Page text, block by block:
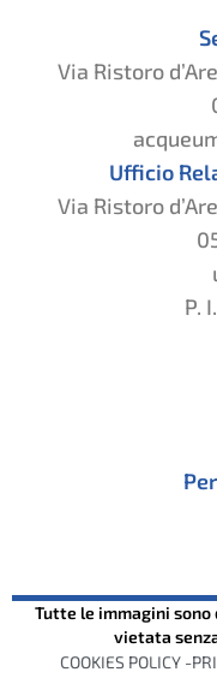
Via Ristoro
Ufficio
Via Ristoro
P.
Tutte le immagini sono
vietata
COOKIES POLICY -